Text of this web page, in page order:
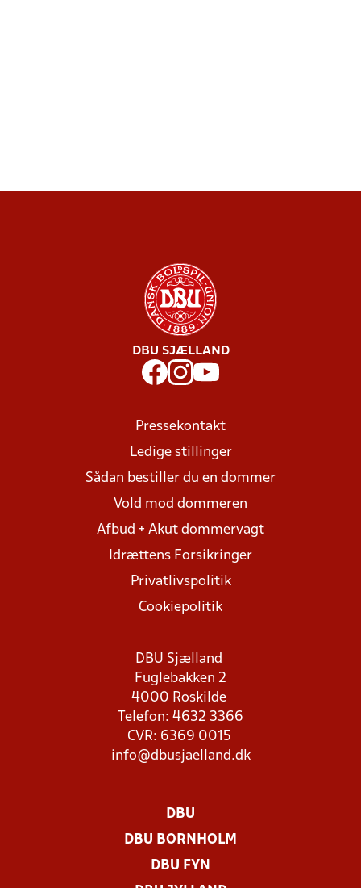
DBU SJÆLLAND
Pressekontakt
Ledige stillinger
Sådan bestiller du en dommer
Vold mod dommeren
Afbud + Akut dommervagt
Idrættens Forsikringer
Privatlivspolitik
Cookiepolitik
DBU Sjælland
Fuglebakken 2
4000 Roskilde
Telefon: 4632 3366
CVR: 6369 0015
info@dbusjaelland.dk
DBU
DBU BORNHOLM
DBU FYN